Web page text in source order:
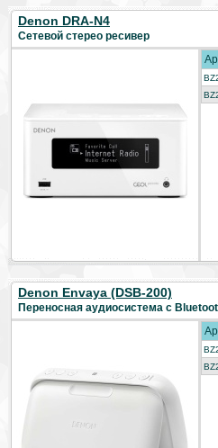
Denon DRA-N4
Сетевой стерео ресивер
Denon Envaya (DSB-200)
Переносная аудиосистема с